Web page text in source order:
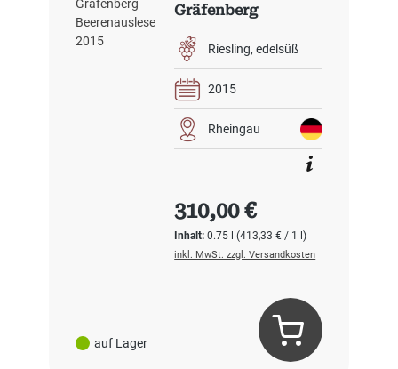
auf Lager
Gräfenberg
Riesling edelsüß
2015
Rheingau
Inhalt:0.75 l(413,33 € / 1 l)
Regulärer Preis:
310,00 €
inkl. MwSt. zzgl. Versandkosten